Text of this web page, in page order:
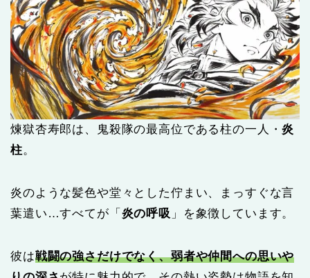
煉獄杏寿郎は、鬼殺隊の最高位である柱の一人・炎
柱。
炎のような髪色や堂々とした佇まい、まっすぐな言
葉遣い…すべてが「 炎の呼吸 」を象徴しています。
彼は戦闘の強さだけでなく、弱者や仲間への思いや